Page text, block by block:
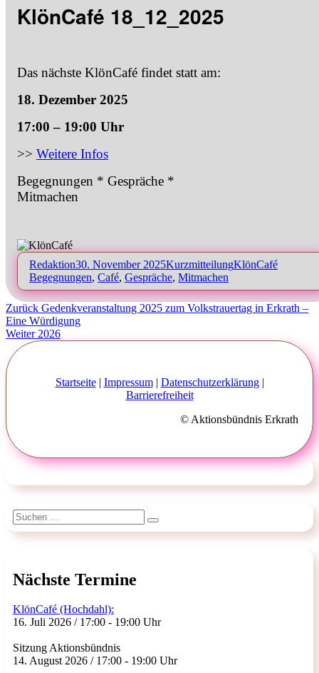
KlönCafé 18_12_2025
Das nächste KlönCafé findet statt am:
18. Dezember 2025
17:00 – 19:00 Uhr
>> Weitere Infos
Begegnungen * Gespräche *
Mitmachen
Autor
RedaktionVeröffentlicht
am
30. November 2025Format
KurzmitteilungKategorien
KlönCafé
Begegnungen, Café, Gespräche, Mitmachen
Beitragsnavigation
Zurück Vorheriger
Beitrag:
Gedenkveranstaltung 2025 zum Volkstrauertag in Erkrath –
Eine Würdigung
Weiter Nächster
Beitrag:
2026
Startseite| Impressum| Datenschutzerklärung|
Barrierefreiheit
© Aktionsbündnis Erkrath
Suchen
nach:
Suchen
Nächste Termine
KlönCafé (Hochdahl):
16. Juli 2026 / 17:00 - 19:00 Uhr
Sitzung Aktionsbündnis
14. August 2026 / 17:00 - 19:00 Uhr